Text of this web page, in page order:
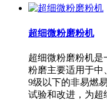
超细微粉磨粉机
超细微粉磨粉机是
粉磨主要适用于中
9级以下的非易燃
试验和改进，为超